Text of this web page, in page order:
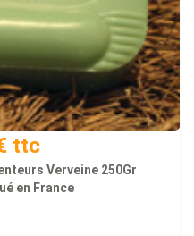
ttc
Verveine 250Gr
en France